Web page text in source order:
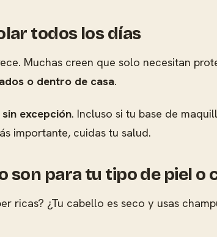
todos los días
Muchas creen que solo necesitan
o dentro de casa.
excepción. Incluso si tu base de
importante, cuidas tu salud.
son para tu tipo de piel o
ricas? ¿Tu cabello es seco y usas